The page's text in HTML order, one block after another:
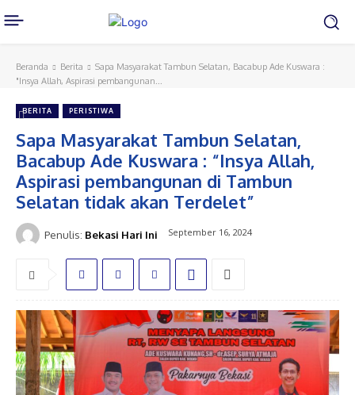
Beranda Berita
Sapa Masyarakat Tambun Selatan, Bacabup Ade Kuswara :
"Insya Allah, Aspirasi pembangunan...
BERITA PERISTIWA
Sapa Masyarakat Tambun Selatan,
Bacabup Ade Kuswara : “Insya Allah,
Aspirasi pembangunan di Tambun
Selatan tidak akan Terdelet”
Penulis: Bekasi Hari Ini September 16, 2024